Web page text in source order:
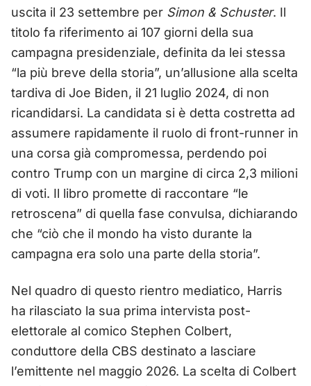
uscita il 23 settembre per Simon & Schuster. Il
titolo fa riferimento ai 107 giorni della sua
campagna presidenziale, definita da lei stessa
“la più breve della storia”, un’allusione alla scelta
tardiva di Joe Biden, il 21 luglio 2024, di non
ricandidarsi. La candidata si è detta costretta ad
assumere rapidamente il ruolo di front-runner in
una corsa già compromessa, perdendo poi
contro Trump con un margine di circa 2,3 milioni
di voti. Il libro promette di raccontare “le
retroscena” di quella fase convulsa, dichiarando
che “ciò che il mondo ha visto durante la
campagna era solo una parte della storia”.
Nel quadro di questo rientro mediatico, Harris
ha rilasciato la sua prima intervista post-
elettorale al comico Stephen Colbert,
conduttore della CBS destinato a lasciare
l’emittente nel maggio 2026. La scelta di Colbert